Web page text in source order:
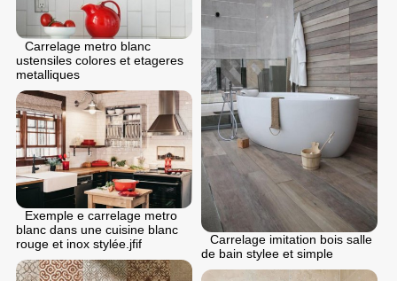
Carrelage metro blanc
ustensiles colores et etageres
metalliques
Carrelage imitation bois salle
de bain stylee et simple
Exemple e carrelage metro
blanc dans une cuisine blanc
rouge et inox stylée.jfif